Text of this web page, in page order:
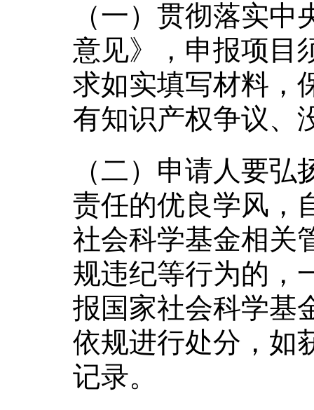
（一）贯彻落实
意见》，申报项目
求如实填写材料，
有知识产权争议、
（二）申请人要
责任的优良学风，
社会科学基金相关
规违纪等行为的，
报国家社会科学基
依规进行处分，如
记录。